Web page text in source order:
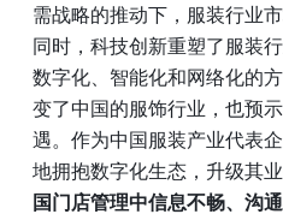
需战略的推动下，服装行业
同时，科技创新重塑了服装
数字化、智能化和网络化的
变了中国的服饰行业，也预
遇。作为中国服装产业代表
地拥抱数字化生态，升级其
国门店管理中信息不畅、沟